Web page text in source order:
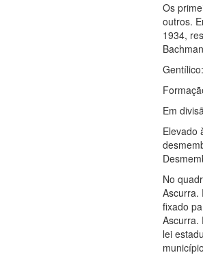
Os
outros.
1934,
Em
Elevado
No
Ascurra.
fixado
Ascurra.
lei